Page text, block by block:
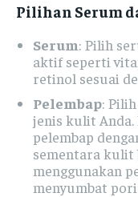
Pilihan Serum
Serum: Pilih
aktif seperti
retinol sesuai
Pelembap:
jenis kulit
pelembap
sementara kulit
menggunakan
menyumbat